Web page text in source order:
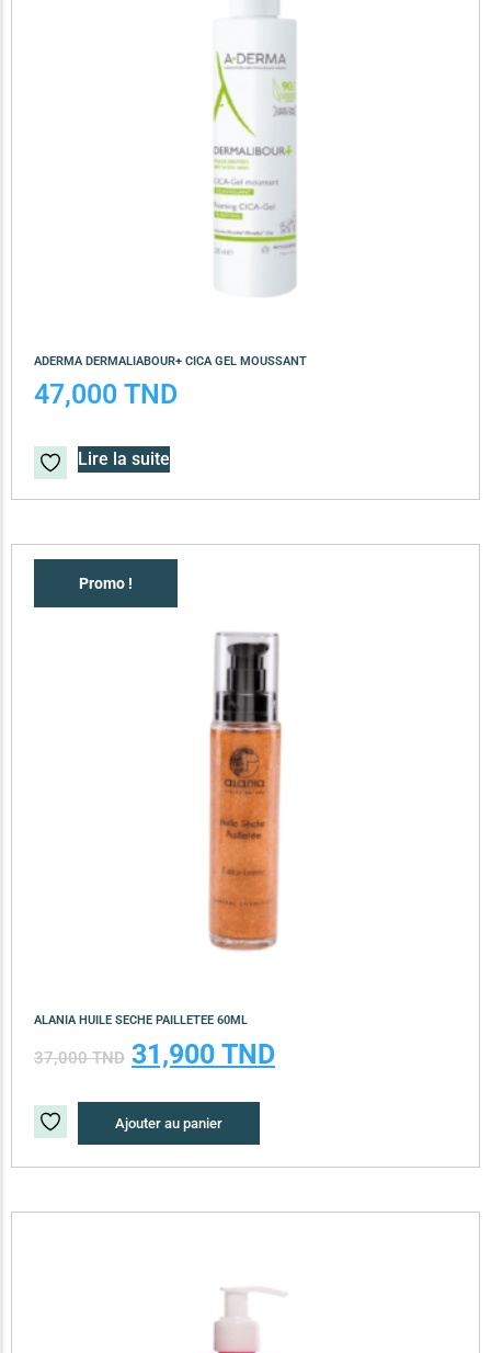
Promo !
ALANIA HUILE SECHE PAILLETEE 60ML
37,000TND 31,900 TND
Ajouter au panier
ADERMA DERMALIABOUR+ CICA GEL MOUSSANT
47,000 TND
Lire la suite